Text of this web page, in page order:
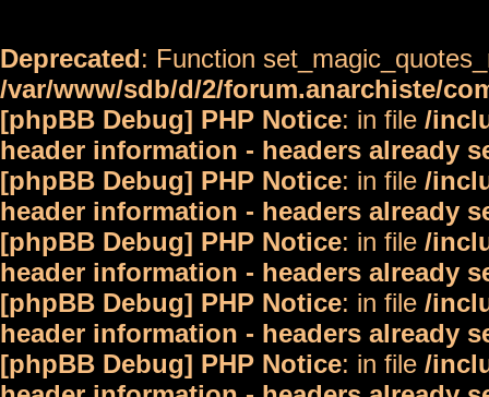
Deprecated: Function
/var/www/sdb/d/2/forum.anarchiste/
[phpBB Debug] PHP Notice: in file /
header information - headers already
[phpBB Debug] PHP Notice: in file /
header information - headers already
[phpBB Debug] PHP Notice: in file /
header information - headers already
[phpBB Debug] PHP Notice: in file /
header information - headers already
[phpBB Debug] PHP Notice: in file /